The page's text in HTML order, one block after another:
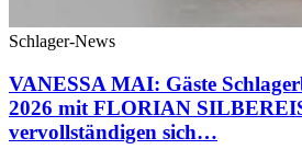
Schlager-News
VANESSA MAI: Gäste
2026 mit FLORIAN
vervollständigen sich…